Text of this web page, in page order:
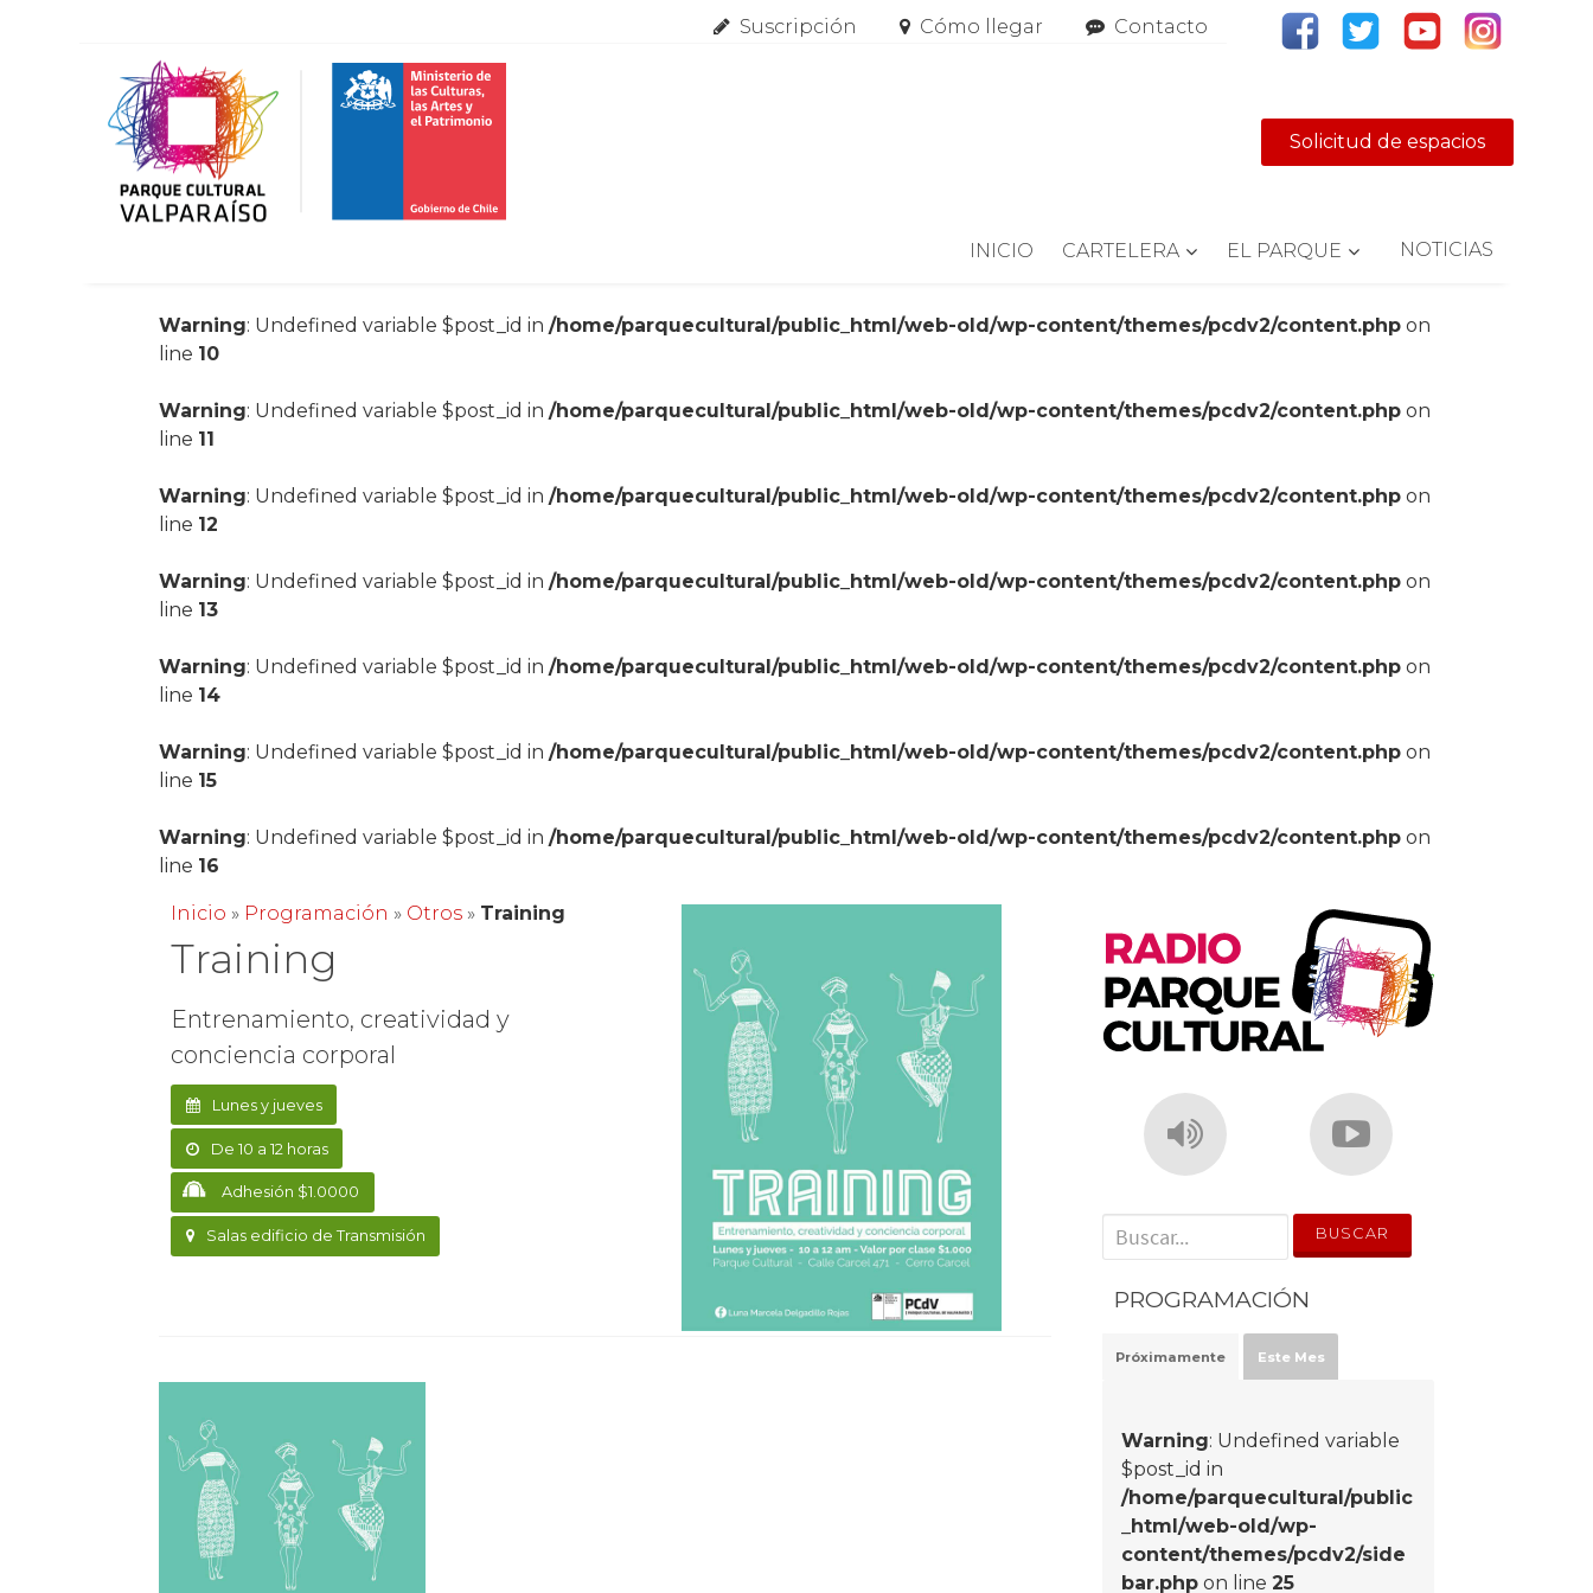
Suscripción Cómo llegar Contacto
Solicitud de espacios
INICIO CARTELERA EL PARQUE NOTICIAS
Warning: Undefined variable $post_id in/home/parquecultural/public_html/web-old/wp-content/themes/pcdv2/content.php on
line 10
Warning: Undefined variable $post_id in/home/parquecultural/public_html/web-old/wp-content/themes/pcdv2/content.php on
line 11
Warning: Undefined variable $post_id in/home/parquecultural/public_html/web-old/wp-content/themes/pcdv2/content.php on
line 12
Warning: Undefined variable $post_id in/home/parquecultural/public_html/web-old/wp-content/themes/pcdv2/content.php on
line 13
Warning: Undefined variable $post_id in/home/parquecultural/public_html/web-old/wp-content/themes/pcdv2/content.php on
line 14
Warning: Undefined variable $post_id in/home/parquecultural/public_html/web-old/wp-content/themes/pcdv2/content.php on
line 15
Warning: Undefined variable $post_id in/home/parquecultural/public_html/web-old/wp-content/themes/pcdv2/content.php on
line 16
Inicio » Programación » Otros » Training
Training
Entrenamiento, creatividad y
conciencia corporal
Lunes y jueves
De 10 a 12 horas
Adhesión $1.0000
Salas edificio de Transmisión ' . __('Search for:') . '
PROGRAMACIÓN
Próximamente Este Mes
Warning: Undefined variable
$post_id in
/home/parquecultural/public
_html/web-old/wp-
content/themes/pcdv2/side
bar.php on line25